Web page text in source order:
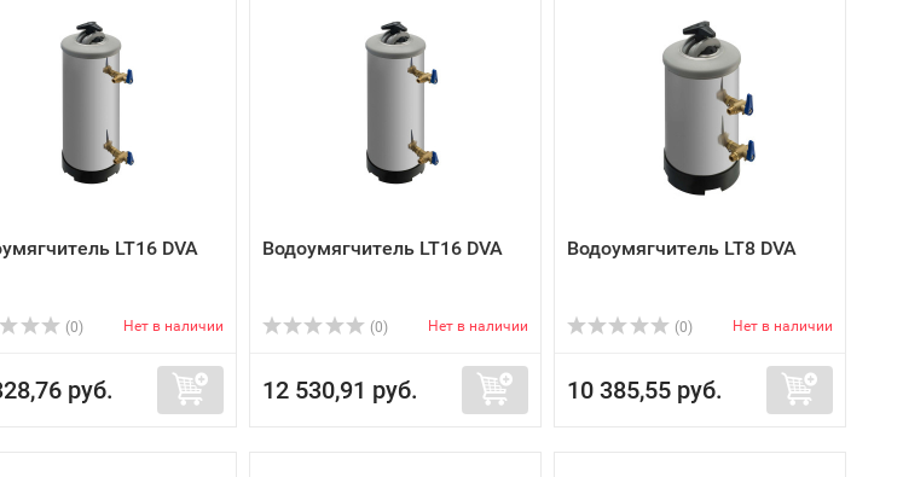
LT16 DVA
(0) Нет в наличии
руб.
Водоумягчитель LT16 DVA
(0) Нет в наличии
12 530,91 руб.
Водоумягчитель LT8 DVA
(0) Нет в наличии
10 385,55 руб.